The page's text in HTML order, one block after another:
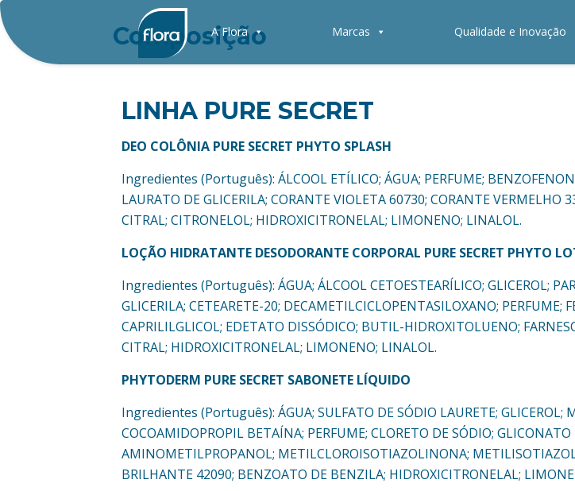
A Flora Marcas Qualidade e Inovação
Composição
LINHA PURE SECRET
DEO COLÔNIA PURE SECRET PHYTO SPLASH
Ingredientes (Português): ÁLCOOL ETÍLICO; ÁGUA; PERFUME;
LAURATO DE GLICERILA; CORANTE VIOLETA 60730; CORANTE
CITRAL; CITRONELOL; HIDROXICITRONELAL; LIMONENO; LINALOL.
LOÇÃO HIDRATANTE DESODORANTE CORPORAL PURE SECRET PHYTO
Ingredientes (Português): ÁGUA; ÁLCOOL CETOESTEARÍLICO; GLICEROL;
GLICERILA; CETEARETE-20; DECAMETILCICLOPENTASILOXANO;
CAPRILILGLICOL; EDETATO DISSÓDICO; BUTIL-HIDROXITOLUENO;
CITRAL; HIDROXICITRONELAL; LIMONENO; LINALOL.
PHYTODERM PURE SECRET SABONETE LÍQUIDO
Ingredientes (Português): ÁGUA; SULFATO DE SÓDIO LAURETE; GLICEROL;
COCOAMIDOPROPIL BETAÍNA; PERFUME; CLORETO DE SÓDIO;
AMINOMETILPROPANOL; METILCLOROISOTIAZOLINONA;
BRILHANTE 42090; BENZOATO DE BENZILA; HIDROXICITRONELAL;